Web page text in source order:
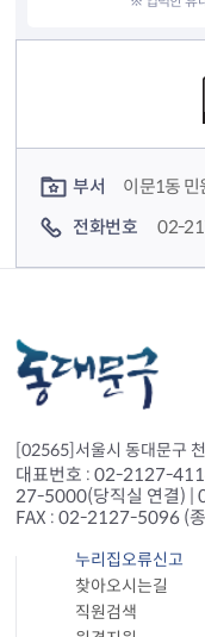
부서
이문1동 민
전화번호
02-
[02565]서울시 동대문구
대표번호 : 02-2127-
27-5000(당직실 연결) |
FAX : 02-2127-5096 (
누리집오류신고
찾아오시는길
직원검색